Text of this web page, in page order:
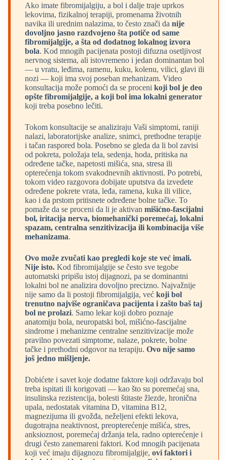
Ako imate fibromijalgiju, a bol i dalje traje uprkos
lekovima, fizikalnoj terapiji, promenama životnih
navika ili urednim nalazima, to često znači da nije
dovoljno jasno razdvojeno šta potiče od same
fibromijalgije, a šta od dodatnog lokalnog izvora
bola. Kod mnogih pacijenata postoji difuzna osetljivost
nervnog sistema, ali istovremeno i jedan dominantan bol
— u vratu, leđima, ramenu, kuku, kolenu, vilici, glavi ili
nozi — koji ima svoj poseban mehanizam. Video
konsultacija može pomoći da se proceni koji bol je deo
opšte fibromijalgije, a koji bol ima lokalni generator
koji treba posebno lečiti.
Tokom konsultacije se analiziraju Vaši simptomi, raniji
nalazi, laboratorijske analize, snimci, prethodne terapije
i tačan raspored bola. Posebno se gleda da li bol zavisi
od pokreta, položaja tela, sedenja, hoda, pritiska na
određene tačke, napetosti mišića, sna, stresa ili
opterećenja tokom svakodnevnih aktivnosti. Po potrebi,
tokom video razgovora dobijate uputstva da izvedete
određene pokrete vrata, leđa, ramena, kuka ili vilice,
kao i da prstom pritisnete određene bolne tačke. To
pomaže da se proceni da li je aktivan mišićno-fascijalni
bol, iritacija nerva, biomehanički poremećaj, lokalni
spazam, centralna senzitivizacija ili kombinacija više
mehanizama.
Ovo može zvučati kao pregledi koje ste već imali.
Nije isto. Kod fibromijalgije se često sve tegobe
automatski pripišu istoj dijagnozi, pa se dominantni
lokalni bol ne analizira dovoljno precizno. Najvažnije
nije samo da li postoji fibromijalgija, već koji bol
trenutno najviše ograničava pacijenta i zašto baš taj
bol ne prolazi. Samo lekar koji dobro poznaje
anatomiju bola, neuropatski bol, mišićno-fascijalne
sindrome i mehanizme centralne senzitivizacije može
pravilno povezati simptome, nalaze, pokrete, bolne
tačke i prethodni odgovor na terapiju. Ovo nije samo
još jedno mišljenje.
Dobićete i savet koje dodatne faktore koji održavaju bol
treba ispitati ili korigovati — kao što su poremećaj sna,
insulinska rezistencija, bolesti štitaste žlezde, hronična
upala, nedostatak vitamina D, vitamina B12,
magnezijuma ili gvožđa, neželjeni efekti lekova,
dugotrajna neaktivnost, preopterećenje mišića, stres,
anksioznost, poremećaj držanja tela, radno opterećenje i
drugi često zanemareni faktori. Kod mnogih pacijenata
koji već imaju dijagnozu fibromijalgije, ovi faktori i